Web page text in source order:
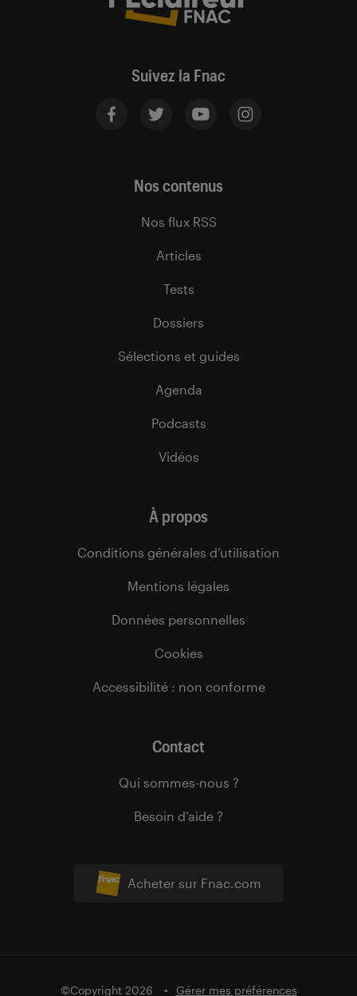
Suivez la Fnac
Acheter sur Fnac.com
Nos contenus
Nos flux RSS
Articles
Tests
Dossiers
Sélections et guides
Agenda
Podcasts
Vidéos
À propos
Conditions générales d’utilisation
Mentions légales
Données personnelles
Cookies
Accessibilité : non conforme
Contact
Qui sommes-nous ?
Besoin d’aide ?
©Copyright 2026 Gérer mes préférences